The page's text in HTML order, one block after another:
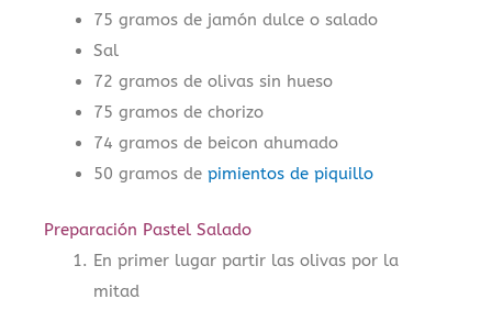
75 gramos de jamón dulce o salado
Sal
72 gramos de olivas sin hueso
75 gramos de chorizo
74 gramos de beicon ahumado
50 gramos de pimientos de piquillo
Preparación Pastel Salado
En primer lugar partir las olivas por la
mitad